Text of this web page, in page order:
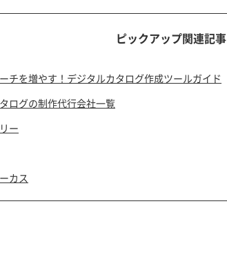
ピックアップ関連記事
チを増やす！デジタルカタログ作成ツールガイド
ログの制作代行会社一覧
ー
カス